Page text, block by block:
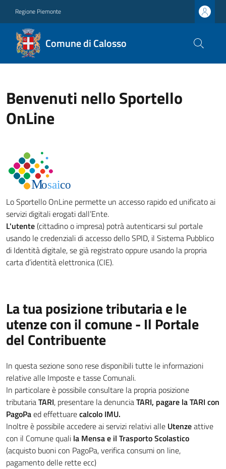
Regione Piemonte
Comune di Calosso
Benvenuti nello Sportello
OnLine
Lo Sportello OnLine permette un accesso rapido ed unificato ai
servizi digitali erogati dall’Ente.
L'utente(cittadino o impresa) potrà autenticarsi sul portale
usando le credenziali di accesso dello SPID, il Sistema Pubblico
di Identità digitale, se già registrato oppure usando la propria
carta d’identità elettronica (CIE).
La tua posizione tributaria e le
utenze con il comune - Il Portale
del Contribuente
In questa sezione sono rese disponibili tutte le informazioni
relative alle Imposte e tasse Comunali.
In particolare è possibile consultare la propria posizione
tributariaTARI, presentare la denunciaTARI, pagare la TARI con
PagoPaed effettuarecalcolo IMU.
Inoltre è possibile accedere ai servizi relativi alle Utenzeattive
con il Comune quali la Mensa e il Trasporto Scolastico
(acquisto buoni con PagoPa, verifica consumi on line,
pagamento delle rette ecc)